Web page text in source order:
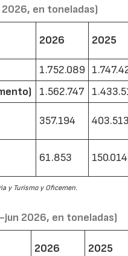
en toneladas)
2026 2025
1.752.089
1.562.747
357.194
61.853 150.014
y Turismo y Oficemen.
jun 2026, en toneladas)
2026 2025